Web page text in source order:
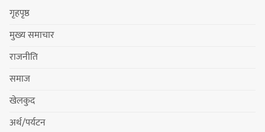
गृहपृष्ठ
मुख्य समाचार
राजनीति
समाज
खेलकुद
अर्थ/पर्यटन